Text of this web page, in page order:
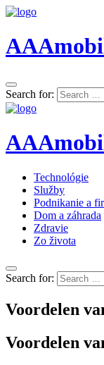
Search for:
Technológie
Služby
Podnikanie a
Dom a záhrada
Zdravie
Zo života
Search for:
Voordelen
Voordelen